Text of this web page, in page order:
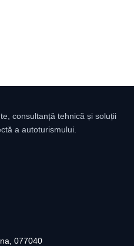
consultanță tehnică și soluții
a autoturismului.
077040